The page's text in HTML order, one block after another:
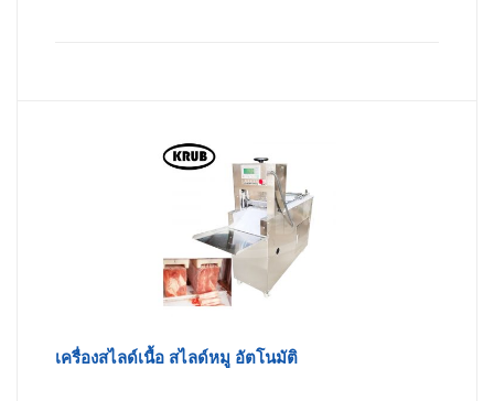
เครื่องสไลด์เนื้อ สไลด์หมู อัตโนมัติ